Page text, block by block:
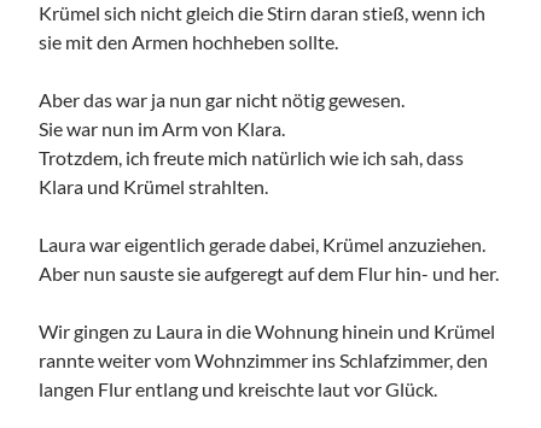
Krümel sich nicht gleich die Stirn daran stieß, wenn ich
sie mit den Armen hochheben sollte.
Aber das war ja nun gar nicht nötig gewesen.
Sie war nun im Arm von Klara.
Trotzdem, ich freute mich natürlich wie ich sah, dass
Klara und Krümel strahlten.
Laura war eigentlich gerade dabei, Krümel anzuziehen.
Aber nun sauste sie aufgeregt auf dem Flur hin- und her.
Wir gingen zu Laura in die Wohnung hinein und Krümel
rannte weiter vom Wohnzimmer ins Schlafzimmer, den
langen Flur entlang und kreischte laut vor Glück.